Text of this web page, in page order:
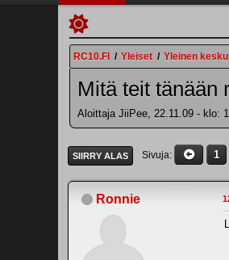
RC10.FI / Yleiset / Yleinen
Mitä teit tänään
Aloittaja JiiPee, 22.11.09 - klo:
SIIRRY ALAS Sivuja 1
Ronnie